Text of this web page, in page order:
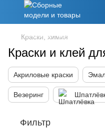
Краски, химия
Краски и клей
Акриловые краски
Везеринг
Фильтр